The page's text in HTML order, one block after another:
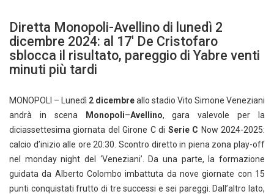
Diretta Monopoli-Avellino di lunedì 2
dicembre 2024: al 17′ De Cristofaro
sblocca il risultato, pareggio di Yabre venti
minuti più tardi
MONOPOLI – Lunedì 2 dicembreallo stadio Vito Simone Veneziani
andrà in scena
Monopoli–Avellino, gara valevole per la
diciassettesima giornata del Girone C di Serie C Now 2024-2025:
calcio d’inizio alle ore 20:30. Scontro diretto in piena zona play-off
nel monday night del ‘Veneziani’. Da una parte, la formazione
guidata da Alberto Colombo imbattuta da nove giornate con 15
punti conquistati frutto di tre successi e sei pareggi. Dall’altro lato,